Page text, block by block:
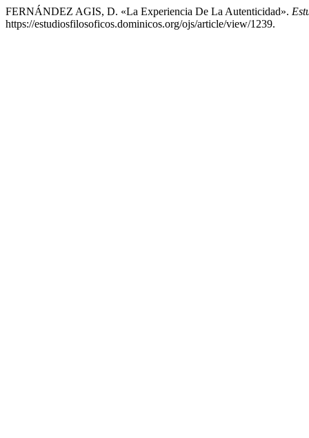
FERNÁNDEZ AGIS, D. «La Experiencia De La Autenticidad».
https://estudiosfilosoficos.dominicos.org/ojs/article/view/1239.